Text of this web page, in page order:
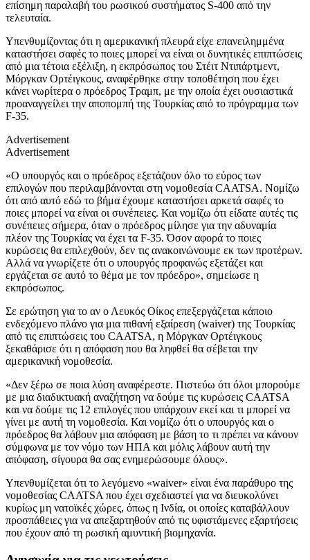
επίσημη παραλαβή του ρωσικού συστήματος S-400 από την
τελευταία.
Υπενθυμίζοντας ότι η αμερικανική πλευρά είχε επανειλημμένα
καταστήσει σαφές το ποιες μπορεί να είναι οι δυνητικές επιπτώσεις
από μια τέτοια εξέλιξη, η εκπρόσωπος του Στέιτ Ντιπάρτμεντ,
Μόργκαν Ορτέιγκους, αναφέρθηκε στην τοποθέτηση που έχει
κάνει νωρίτερα ο πρόεδρος Τραμπ, με την οποία έχει ουσιαστικά
προαναγγείλει την αποπομπή της Τουρκίας από το πρόγραμμα των
F-35.
Advertisement
Advertisement
«Ο υπουργός και ο πρόεδρος εξετάζουν όλο το εύρος των
επιλογών που περιλαμβάνονται στη νομοθεσία CAATSA. Νομίζω
ότι από αυτό εδώ το βήμα έχουμε καταστήσει αρκετά σαφές το
ποιες μπορεί να είναι οι συνέπειες. Και νομίζω ότι είδατε αυτές τις
συνέπειες σήμερα, όταν ο πρόεδρος μίλησε για την αδυναμία
πλέον της Τουρκίας να έχει τα F-35. Όσον αφορά το ποιες
κυρώσεις θα επιλεχθούν, δεν τις ανακοινώνουμε εκ των προτέρων.
Αλλά να γνωρίζετε ότι ο υπουργός προφανώς εξετάζει και
εργάζεται σε αυτό το θέμα με τον πρόεδρο», σημείωσε η
εκπρόσωπος.
Σε ερώτηση για το αν ο Λευκός Οίκος επεξεργάζεται κάποιο
ενδεχόμενο πλάνο για μια πιθανή εξαίρεση (waiver) της Τουρκίας
από τις επιπτώσεις του CAATSA, η Μόργκαν Ορτέιγκους
ξεκαθάρισε ότι η απόφαση που θα ληφθεί θα σέβεται την
αμερικανική νομοθεσία.
«Δεν ξέρω σε ποια λύση αναφέρεστε. Πιστεύω ότι όλοι μπορούμε
με μια διαδικτυακή αναζήτηση να δούμε τις κυρώσεις CAATSA
και να δούμε τις 12 επιλογές που υπάρχουν εκεί και τι μπορεί να
γίνει με αυτή τη νομοθεσία. Και νομίζω ότι ο υπουργός και ο
πρόεδρος θα λάβουν μια απόφαση με βάση το τι πρέπει να κάνουν
σύμφωνα με τον νόμο των ΗΠΑ και μόλις λάβουν αυτή την
απόφαση, σίγουρα θα σας ενημερώσουμε όλους».
Υπενθυμίζεται ότι το λεγόμενο «waiver» είναι ένα παράθυρο της
νομοθεσίας CAATSA που έχει σχεδιαστεί για να διευκολύνει
κυρίως μη νατοϊκές χώρες, όπως η Ινδία, οι οποίες καταβάλλουν
προσπάθειες για να απεξαρτηθούν από τις υφιστάμενες εξαρτήσεις
που έχουν από τη ρωσική αμυντική βιομηχανία.